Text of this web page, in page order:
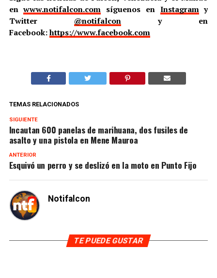
enwww.notifalcon.com síguenos en Instagramy
Twitter @notifalcony en
Facebook:https://www.facebook.com
TEMAS RELACIONADOS
SIGUIENTE
Incautan 600 panelas de marihuana, dos fusiles de
asalto y una pistola en Mene Mauroa
ANTERIOR
Esquivó un perro y se deslizó en la moto en Punto Fijo
Notifalcon
TE PUEDE GUSTAR